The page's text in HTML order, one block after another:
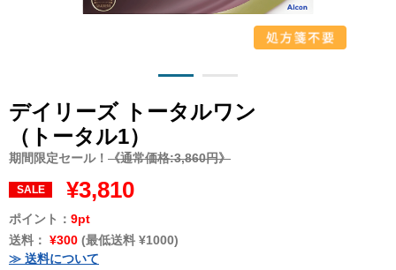
デイリーズ トータルワン
（トータル1）
期間限定セール！ 《通常価格:3,860円》
SALE ¥3,810
ポイント： 9pt
送料： ¥300 (最低送料 ¥1000)
≫ 送料について